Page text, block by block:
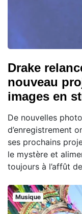
Drake
nouveau
images en
De nouvelles
d’enregistrement
ses prochains
le mystère et
toujours à l’affût
Musique